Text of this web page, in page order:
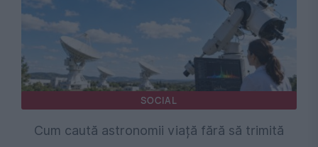
SOCIAL
Cum caută astronomii viață fără să trimită